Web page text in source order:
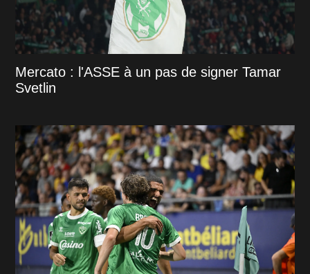
Mercato : l'ASSE à un pas de signer Tamar
Svetlin